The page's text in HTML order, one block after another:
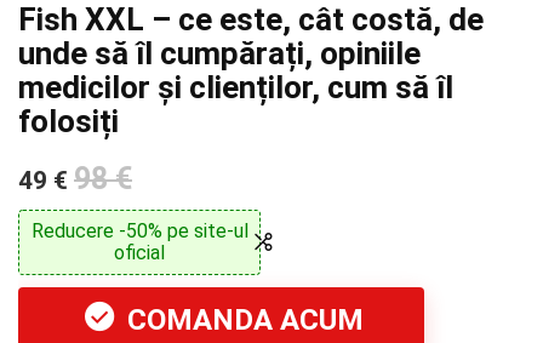
Fish XXL – ce este, cât costă, de
unde să îl cumpărați, opiniile
medicilor și clienților, cum să îl
folosiți
49 € 98 €
Reducere -50% pe site-ul
oficial
COMANDA ACUM